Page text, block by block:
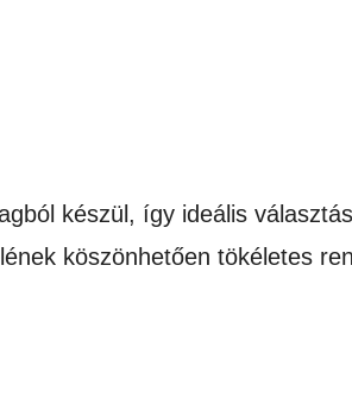
készül, így ideális
köszönhetően tökéletes